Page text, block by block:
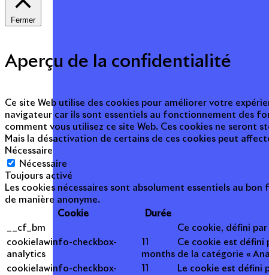
Fermer
Aperçu de la confidentialité
Ce site Web utilise des cookies pour améliorer votre
navigateur car ils sont essentiels au fonctionnement des
comment vous utilisez ce site Web. Ces cookies ne seront
Mais la désactivation de certains de ces cookies peut
Nécessaire
Nécessaire
Toujours activé
Les cookies nécessaires sont absolument essentiels au
de manière anonyme.
Cookie
Durée
__cf_bm
Ce cookie, défini
cookielawinfo-checkbox-
analytics
months
Ce cookie est défini
de la catégorie «
cookielawinfo-checkbox-
Le cookie est défini